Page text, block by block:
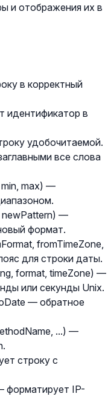
и отображения их в
в корректный
идентификатор в
удобочитаемой.
все слова
max) —
newPattern) —
формат.
fromTimeZone,
для строки даты.
format, timeZone) —
или секунды Unix.
— обратное
...) —
строку с
форматирует IP-